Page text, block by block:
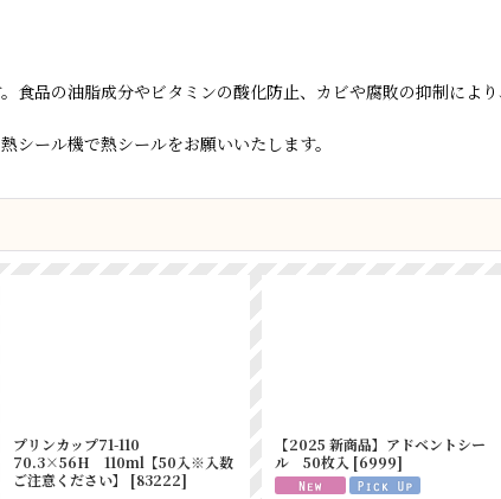
品の油脂成分やビタミンの酸化防止、カビや腐敗の抑制により
ール機で熱シールをお願いいたします。
エバーフレッシュ ＱＪ－３０
100個入[5846]
305円 (税別)
カマスGTN No2 115×140
[8811]
600円(税別)